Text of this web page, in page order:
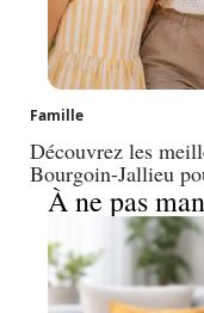
Famille
Découvrez les
Bourgoin-Jallieu
À ne pas